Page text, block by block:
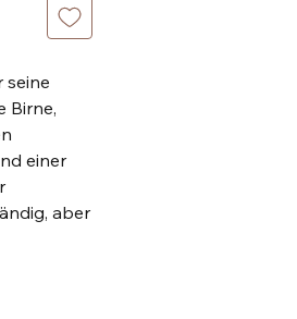
seine
Birne,
einer
aber